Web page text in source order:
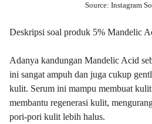
Source: Instagram
Deskripsi soal produk 5% Mandelic
Adanya kandungan Mandelic Acid
ini sangat ampuh dan juga cukup
kulit. Serum ini mampu membuat
membantu regenerasi kulit,
pori-pori kulit lebih halus.